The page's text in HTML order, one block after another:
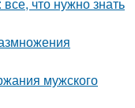
мужского